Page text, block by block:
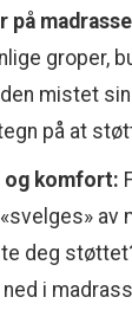
på
groper,
mistet
på at
og komfort:
av
deg
i